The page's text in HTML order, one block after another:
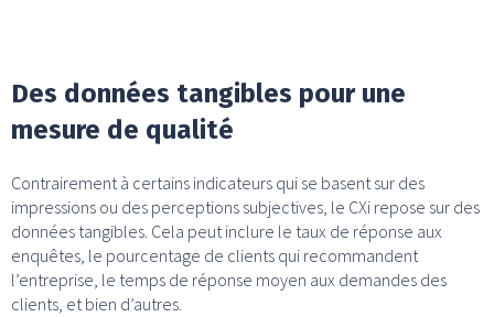
Des données tangibles pour une
mesure de qualité
Contrairement à certains indicateurs qui se basent sur des
impressions ou des perceptions subjectives, le CXi repose sur des
données tangibles. Cela peut inclure le taux de réponse aux
enquêtes, le pourcentage de clients qui recommandent
l’entreprise, le temps de réponse moyen aux demandes des
clients, et bien d’autres.